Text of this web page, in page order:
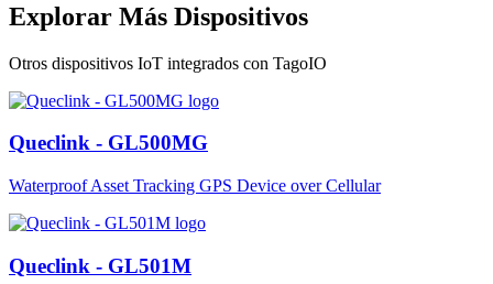
Explorar Más Dispositivos
Otros dispositivos IoT integrados con TagoIO
Queclink - GL500MG
Waterproof Asset Tracking GPS Device over Cellular
Queclink - GL501M